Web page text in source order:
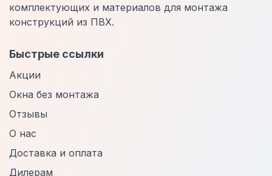
комплектующих и материалов для монтажа
конструкций из ПВХ.
Быстрые ссылки
Акции
Окна без монтажа
Отзывы
О нас
Доставка и оплата
Дилерам